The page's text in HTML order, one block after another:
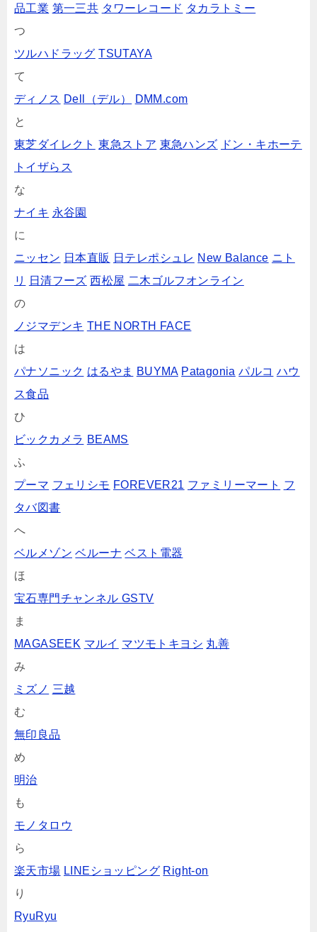
品工業 第一三共 タワーレコード タカラトミー
つ
ツルハドラッグ TSUTAYA
て
ディノス Dell（デル）
DMM.com
と
東芝ダイレクト 東急ストア 東急ハンズ ドン・キホーテ
トイザらス
な
ナイキ 永谷園
に
ニッセン 日本直販 日テレポシュレ New Balance ニト
リ
日清フーズ 西松屋 二木ゴルフオンライン
の
ノジマデンキ THE NORTH FACE
は
パナソニック はるやま BUYMA Patagonia パルコ ハウ
ス食品
ひ
ビックカメラ BEAMS
ふ
プーマ フェリシモ FOREVER21 ファミリーマート フ
タバ図書
へ
ベルメゾン ベルーナ ベスト電器
ほ
宝石専門チャンネル GSTV
ま
MAGASEEK マルイ マツモトキヨシ 丸善
み
ミズノ 三越
む
無印良品
め
明治
も
モノタロウ
ら
楽天市場 LINEショッピング Right-on
り
RyuRyu